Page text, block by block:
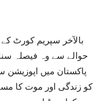
بالآخر سپریم کورٹ کے
حوالے سے وہ فیصلہ
پاکستان میں اپوزیشن
کو زندگی اور موت کا